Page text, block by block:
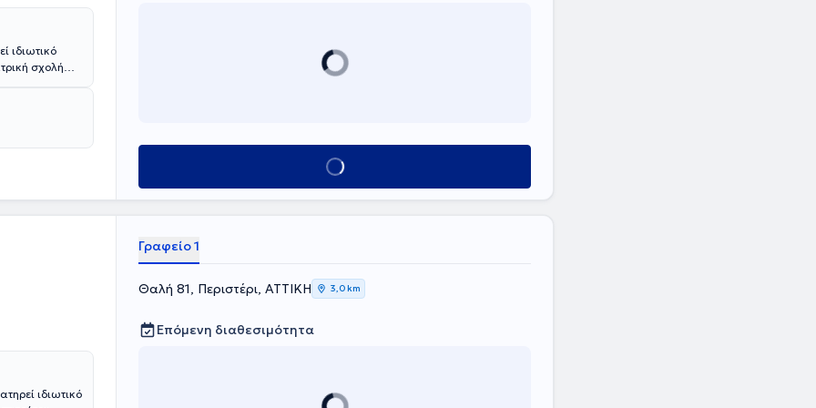
ιδιωτικό
σχολή
Ιατρικής το
των
με
σε
-
Κλείσε ραντεβού
ιδιωτικό
Γραφείο 1
Θαλή 81, Περιστέρι, ΑΤΤΙΚΗ 3,0 km
Επόμενη διαθεσιμότητα